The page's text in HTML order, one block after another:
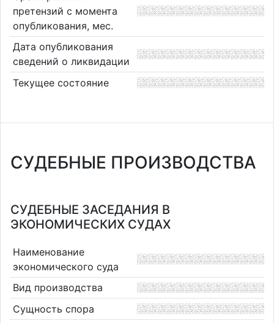
претензий с момента
опубликования, мес.
Дата опубликования
сведений о ликвидации
Текущее состояние
СУДЕБНЫЕ ПРОИЗВОДСТВА
СУДЕБНЫЕ ЗАСЕДАНИЯ В
ЭКОНОМИЧЕСКИХ СУДАХ
Наименование
экономического суда
Вид производства
Сущность спора